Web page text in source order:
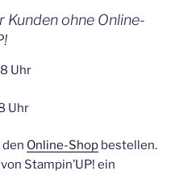
ohne Online-
Uhr
Uhr
Online-Shop bestellen.
Stampin’UP! ein